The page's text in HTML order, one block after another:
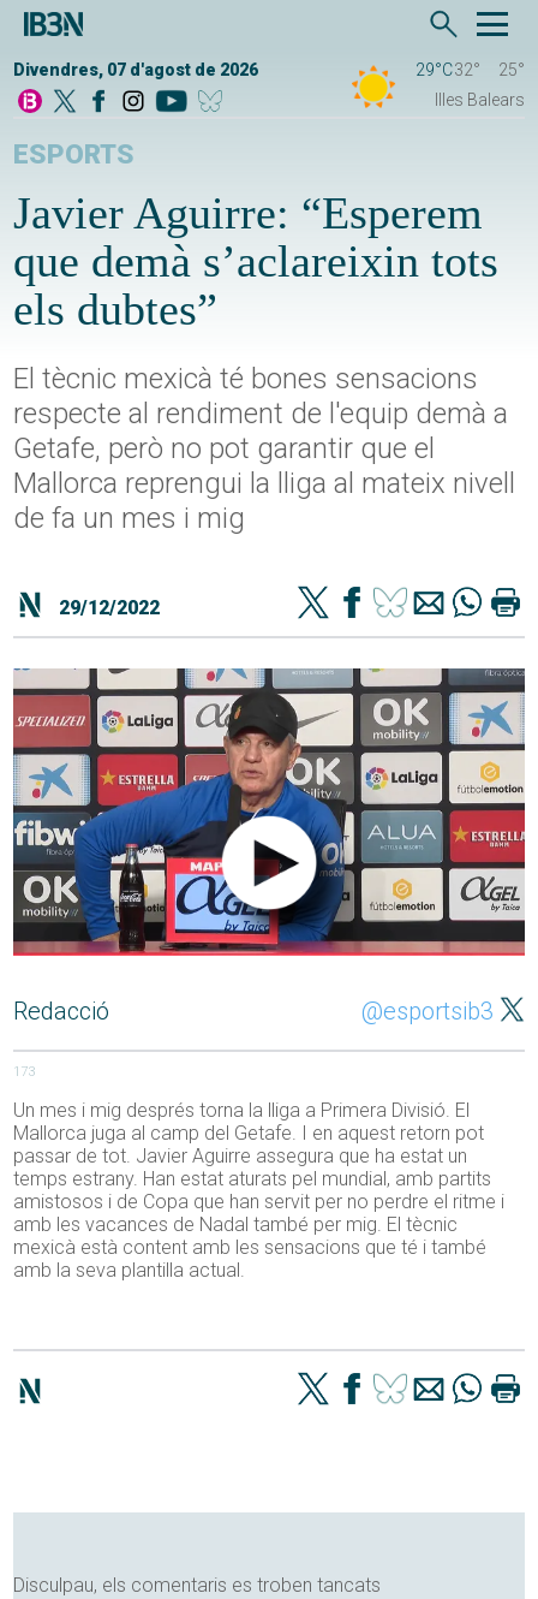
Divendres, 07 d'agost de 2026 29°C32°
25°
Illes Balears
ESPORTS
Javier Aguirre: “Esperem
que demà s’aclareixin tots
els dubtes”
El tècnic mexicà té bones sensacions
respecte al rendiment de l'equip demà a
Getafe, però no pot garantir que el
Mallorca reprengui la lliga al mateix nivell
de fa un mes i mig
29/12/2022
Redacció @esportsib3
173
Un mes i mig després torna la lliga a Primera Divisió. El
Mallorca juga al camp del Getafe. I en aquest retorn pot
passar de tot. Javier Aguirre assegura que ha estat un
temps estrany. Han estat aturats pel mundial, amb partits
amistosos i de Copa que han servit per no perdre el ritme i
amb les vacances de Nadal també per mig. El tècnic
mexicà està content amb les sensacions que té i també
amb la seva plantilla actual.
Disculpau, els comentaris es troben tancats